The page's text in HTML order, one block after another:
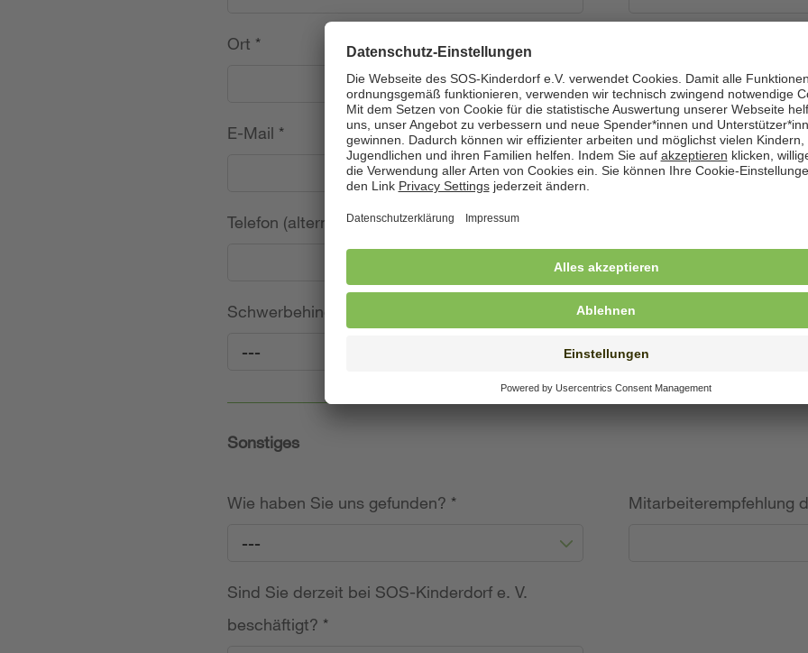
Ort *
---
E-Mail * Telefon*
Telefon (alternativ)
Schwerbehinderung (freiwillige Angabe)
---
Sonstiges
Wie haben Sie uns gefunden? *
---
Mitarbeiterempfehlung
Sind Sie derzeit bei SOS-Kinderdorf e. V.
beschäftigt? *